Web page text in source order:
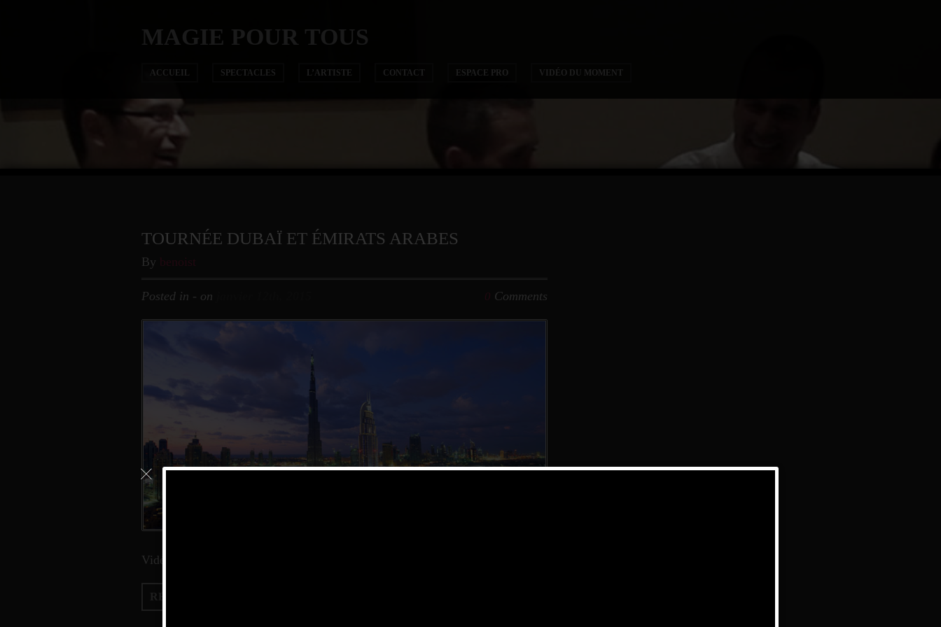
MAGIE POUR TOUS
ACCUEIL SPECTACLES L’ARTISTE CONTACT ESPACE PRO VIDÉO DU MOMENT
TOURNÉE DUBAÏ ET ÉMIRATS ARABES
By benoist
Posted in - on 0 Comments
Vidéo à venir prochainement…